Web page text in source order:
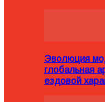
Эволюция
глобальная
ездовой